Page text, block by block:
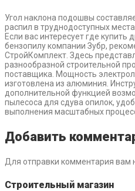
Угол наклона подошвы
распил в труднодоступных
Если вас интересует где
бензопилу компании Зубр,
СтройКомплект. Здесь
разнообразной строительной
поставщика. Мощность
изготовлена из алюминия.
дополнительной функцией
пылесоса для сдува опилок,
выполнения масштабных
Добавить
Для отправки комментария вам
Строительный магазин